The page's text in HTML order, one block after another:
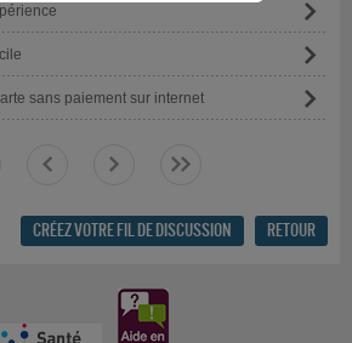
sans paiement sur internet
< > >>
CRÉEZ VOTRE FIL DE DISCUSSION RETOUR